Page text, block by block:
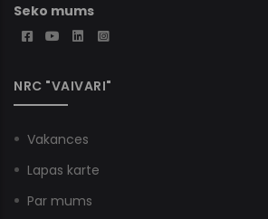
Seko mums
NRC "VAIVARI"
Vakances
Lapas karte
Par mums